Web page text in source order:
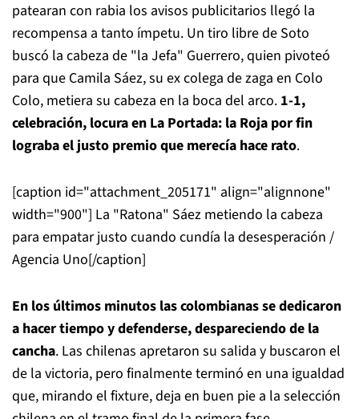
patearan con rabia los avisos publicitarios llegó la
recompensa a tanto ímpetu. Un tiro libre de Soto
buscó la cabeza de "la Jefa" Guerrero, quien pivoteó
para que Camila Sáez, su ex colega de zaga en Colo
Colo, metiera su cabeza en la boca del arco. 1-1,
celebración, locura en La Portada: la Roja por fin
lograba el justo premio que merecía hace rato.
[caption id="attachment_205171" align="alignnone"
width="900"] La "Ratona" Sáez metiendo la cabeza
para empatar justo cuando cundía la desesperación /
Agencia Uno[/caption]
En los últimos minutos las colombianas se dedicaron
a hacer tiempo y defenderse, despareciendo de la
cancha. Las chilenas apretaron su salida y buscaron el
de la victoria, pero finalmente terminó en una igualdad
que, mirando el fixture, deja en buen pie a la selección